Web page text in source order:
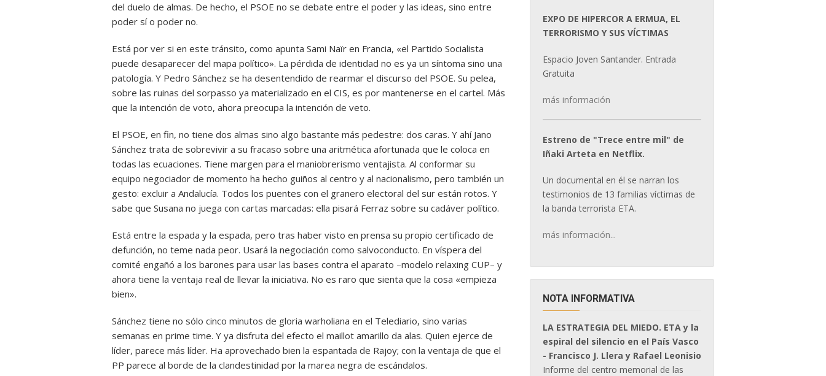
del duelo de almas. De hecho, el PSOE no se debate entre el poder y las ideas, sino entre
poder sí o poder no.
Está por ver si en este tránsito, como apunta Sami Naïr en Francia, «el Partido Socialista
puede desaparecer del mapa político». La pérdida de identidad no es ya un síntoma sino una
patología. Y Pedro Sánchez se ha desentendido de rearmar el discurso del PSOE. Su pelea,
sobre las ruinas del sorpasso ya materializado en el CIS, es por mantenerse en el cartel. Más
que la intención de voto, ahora preocupa la intención de veto.
El PSOE, en fin, no tiene dos almas sino algo bastante más pedestre: dos caras. Y ahí Jano
Sánchez trata de sobrevivir a su fracaso sobre una aritmética afortunada que le coloca en
todas las ecuaciones. Tiene margen para el maniobrerismo ventajista. Al conformar su
equipo negociador de momento ha hecho guiños al centro y al nacionalismo, pero también un
gesto: excluir a Andalucía. Todos los puentes con el granero electoral del sur están rotos. Y
sabe que Susana no juega con cartas marcadas: ella pisará Ferraz sobre su cadáver político.
Está entre la espada y la espada, pero tras haber visto en prensa su propio certificado de
defunción, no teme nada peor. Usará la negociación como salvoconducto. En víspera del
comité engañó a los barones para usar las bases contra el aparato –modelo relaxing CUP– y
ahora tiene la ventaja real de llevar la iniciativa. No es raro que sienta que la cosa «empieza
bien».
Sánchez tiene no sólo cinco minutos de gloria warholiana en el Telediario, sino varias
semanas en prime time. Y ya disfruta del efecto el maillot amarillo da alas. Quien ejerce de
líder, parece más líder. Ha aprovechado bien la espantada de Rajoy; con la ventaja de que el
PP parece al borde de la clandestinidad por la marea negra de escándalos.
EXPO DE HIPERCOR A ERMUA, EL
TERRORISMO Y SUS VÍCTIMAS
Espacio Joven Santander. Entrada
Gratuita
más información
Estreno de "Trece entre mil" de
Iñaki Arteta en Netflix.
Un documental en él se narran los
testimonios de 13 familias víctimas de
la banda terrorista ETA.
más información...
NOTA INFORMATIVA
LA ESTRATEGIA DEL MIEDO. ETA y la
espiral del silencio en el País Vasco
- Francisco J. Llera y Rafael Leonisio
Informe del centro memorial de las